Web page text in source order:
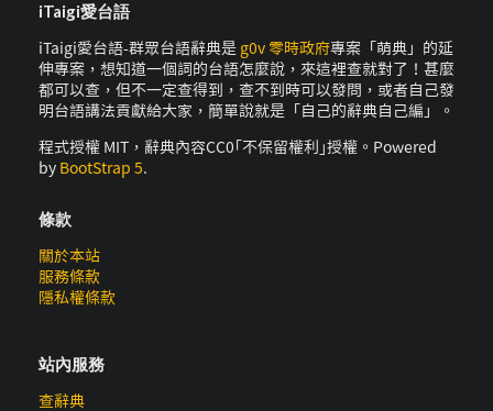
iTaigi愛台語
iTaigi愛台語-群眾台語辭典是 g0v 零時政府專案「萌典」的延
伸專案，想知道一個詞的台語怎麼說，來這裡查就對了！甚麼
都可以查，但不一定查得到，查不到時可以發問，或者自己發
明台語講法貢獻給大家，簡單說就是「自己的辭典自己編」。
程式授權 MIT，辭典內容CC0｢不保留權利｣授權。Powered
by BootStrap 5.
條款
關於本站
服務條款
隱私權條款
站內服務
查辭典